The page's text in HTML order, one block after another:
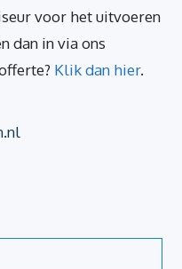
voor het uitvoeren
dan in via ons
Klik dan hier.